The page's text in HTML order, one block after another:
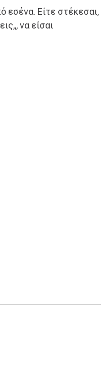
εσένα. Είτε στέκεσαι,
να είσαι